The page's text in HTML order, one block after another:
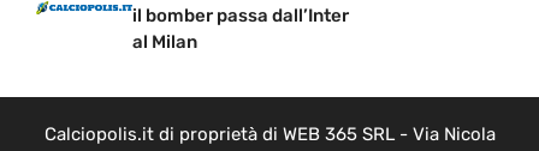
il bomber passa dall’Inter
al Milan
Calciopolis.it di proprietà di WEB 365 SRL - Via Nicola